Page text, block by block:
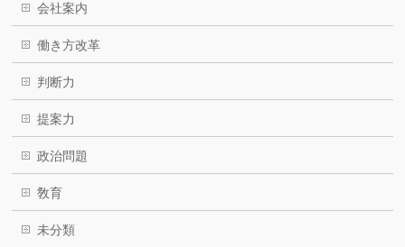
会社案内
働き方改革
判断力
提案力
政治問題
敎育
未分類